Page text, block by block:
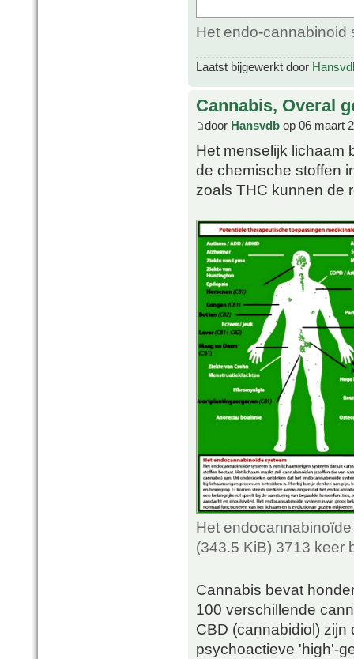
Het endo-cannabinoid
Laatst bijgewerkt door
Cannabis, Overal
door Hansvdb op 06 maart
Het menselijk lichaam
de chemische stoffen
zoals THC kunnen de
Het
(343.5 KiB) 3713 keer
Cannabis bevat
100 verschillende
CBD (cannabidiol)
psychoactieve 'high'-